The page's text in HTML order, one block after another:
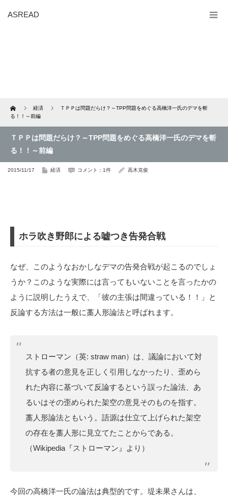
ASREAD
Home 経済
ＴＰＰは問題だらけ？～TPP問題をめぐる高橋洋一氏のデマを斬
る！！～前編
ＴＰＰは問題だらけ？～TPP問題をめぐる高橋洋一氏のデマを斬
る！！～前編
2015/11/17 経済 コメント：1件 高木克俊
ホラ吹き野郎による嘘つき告発合戦
なぜ、このようなおかしなデマの告発合戦が起こるのでしょ
うか？このような実際には言ってもいないことを言ったかの
ように説明したうえで、「彼の主張は間違っている！！」と
反論する方法は一般に藁人形論法と呼ばれます。
ストローマン（英: straw man）は、議論において対
抗する者の意見を正しく引用しなかったり、歪めら
れた内容に基づいて反論するという誤った論法、あ
るいはその歪められた架空の意見そのものを指す。
藁人形論法ともいう。語源は仕立て上げられた架空
の存在を藁人形に見立てたことからである。
（Wikipedia『ストローマン』より）
今回の高橋洋一氏の論法は典型的です。堤未果さんは、